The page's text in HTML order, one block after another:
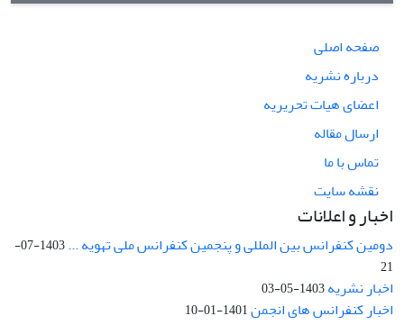
صفحه اصلی
درباره نشریه
اعضای هیات تحریریه
ارسال مقاله
تماس با ما
نقشه سایت
اخبار و اعلانات
دومین کنفرانس بین المللی و پنجمین کنفرانس ملی تهویه ...
1403-07-
21
اخبار نشریه1403-05-03
اخبار کنفرانس های انجمن1401-01-10